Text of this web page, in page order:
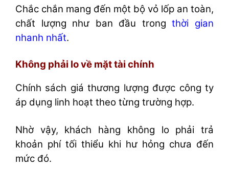
Chắc chắn mang đến một bộ vỏ lốp an toàn,
chất lượng như ban đầu trongthời gian
nhanh nhất.
Không phải lo về mặt tài chính
Chính sách giá thương lượng được công ty
áp dụng linh hoạt theo từng trường hợp.
Nhờ vậy, khách hàng không lo phải trả
khoản phí tối thiểu khi hư hỏng chưa đến
mức đó.